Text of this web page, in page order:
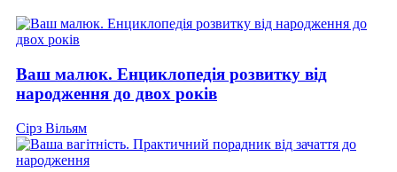
Ваш малюк. Енциклопедія розвитку від
народження до двох років
Сірз Вільям